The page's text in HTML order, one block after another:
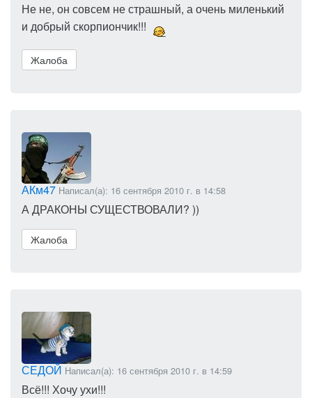
Не не, он совсем не страшный, а очень миленький
и добрый скорпиончик!!!
Жалоба
АКм47 Написал(а): 16 сентября 2010 г. в 14:58
А ДРАКОНЫ СУЩЕСТВОВАЛИ? ))
Жалоба
СЕДОЙ Написал(а): 16 сентября 2010 г. в 14:59
Всё!!! Хочу ухи!!!